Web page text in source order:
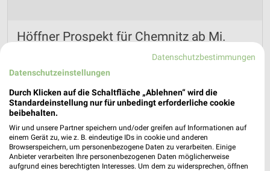
Höffner Prospekt für Chemnitz ab Mi.
Gültig von 29. Jul. bis 11. Aug.
📅 Kalendereintrag erstellen
PROSPEKT BLÄTTERN
Datenschutzbestimmungen
Datenschutzeinstellungen
Durch Klicken auf die Schaltfläche „Ablehnen“ wird die
Standardeinstellung nur für unbedingt erforderliche cookie
beibehalten.
Wir und unsere Partner speichern und/oder greifen auf Informationen auf
einem Gerät zu, wie z. B. eindeutige IDs in cookie und anderen
Browserspeichern, um personenbezogene Daten zu verarbeiten. Einige
Anbieter verarbeiten Ihre personenbezogenen Daten möglicherweise
aufgrund eines berechtigten Interesses. Um dem zu widersprechen, öffnen